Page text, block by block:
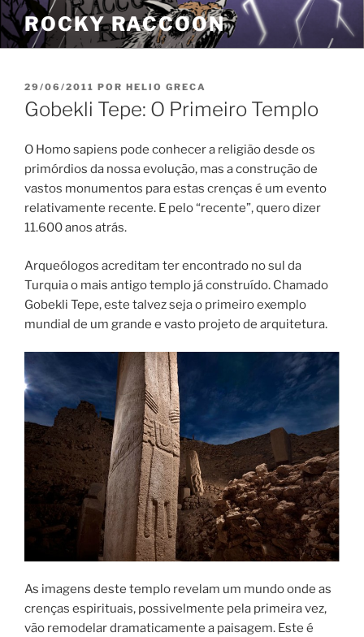
Pular
para
o
ROCKY RACCOON
PUBLICADO
EM
29/06/2011 POR HELIO GRECA
Gobekli Tepe: O Primeiro Templo
O Homo sapiens pode conhecer a religião desde os
primórdios da nossa evolução, mas a construção de
vastos monumentos para estas crenças é um evento
relativamente recente. E pelo “recente”, quero dizer
11.600 anos atrás.
Arqueólogos acreditam ter encontrado no sul da
Turquia o mais antigo templo já construído. Chamado
Gobekli Tepe, este talvez seja o primeiro exemplo
mundial de um grande e vasto projeto de arquitetura.
As imagens deste templo revelam um mundo onde as
crenças espirituais, possivelmente pela primeira vez,
vão remodelar dramaticamente a paisagem. Este é